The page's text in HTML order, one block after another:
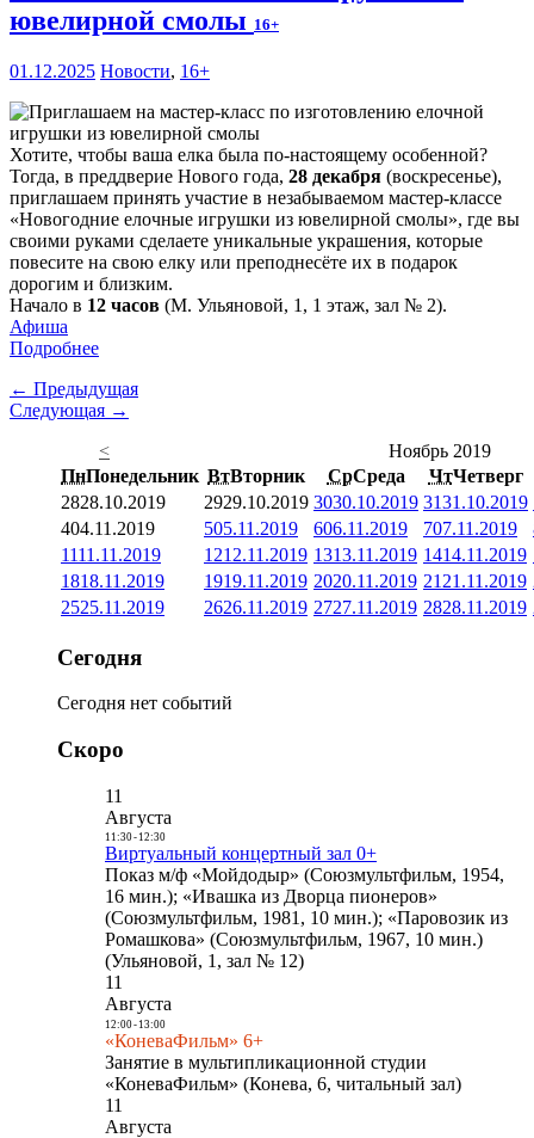
ювелирной смолы 16+
01.12.2025 Новости, 16+
Хотите, чтобы ваша елка была по-настоящему особенной?
Тогда, в преддверие Нового года, 28 декабря (воскресенье),
приглашаем принять участие в незабываемом мастер-классе
«Новогодние елочные игрушки из ювелирной смолы», где вы
своими руками сделаете уникальные украшения, которые
повесите на свою елку или преподнесёте их в подарок
дорогим и близким.
Начало в 12 часов (М. Ульяновой, 1, 1 этаж, зал № 2).
Афиша
Подробнее
← Предыдущая
Следующая →
<
Ноябрь 2019
ПнПонедельник ВтВторник СрСреда ЧтЧетверг
2828.10.2019 2929.10.2019 3030.10.2019 3131.10.2019
404.11.2019 505.11.2019 606.11.2019 707.11.2019
1111.11.2019 1212.11.2019 1313.11.2019 1414.11.2019
1818.11.2019 1919.11.2019 2020.11.2019 21 21.11.2019
2525.11.2019 2626.11.2019 2727.11.2019 2828.11.2019
Сегодня
Сегодня нет событий
Скоро
11
Августа
11:30- 12:30
Виртуальный концертный зал 0+
Показ м/ф «Мойдодыр» (Союзмультфильм, 1954,
16 мин.); «Ивашка из Дворца пионеров»
(Союзмультфильм, 1981, 10 мин.); «Паровозик из
Ромашкова» (Союзмультфильм, 1967, 10 мин.)
(Ульяновой, 1, зал № 12)
11
Августа
12:00- 13:00
«КоневаФильм» 6+
Занятие в мультипликационной студии
«КоневаФильм» (Конева, 6, читальный зал)
11
Августа